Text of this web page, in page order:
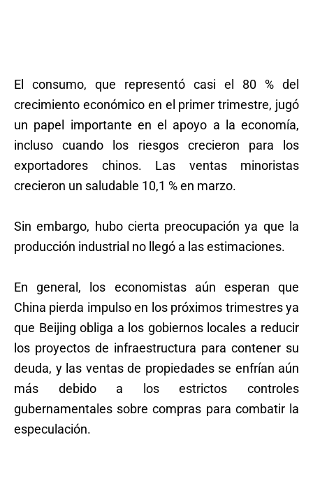
El consumo, que representó casi el 80 % del
crecimiento económico en el primer trimestre, jugó
un papel importante en el apoyo a la economía,
incluso cuando los riesgos crecieron para los
exportadores chinos. Las ventas minoristas
crecieron un saludable 10,1 % en marzo.
Sin embargo, hubo cierta preocupación ya que la
producción industrial no llegó a las estimaciones.
En general, los economistas aún esperan que
China pierda impulso en los próximos trimestres ya
que Beijing obliga a los gobiernos locales a reducir
los proyectos de infraestructura para contener su
deuda, y las ventas de propiedades se enfrían aún
más debido a los estrictos controles
gubernamentales sobre compras para combatir la
especulación.